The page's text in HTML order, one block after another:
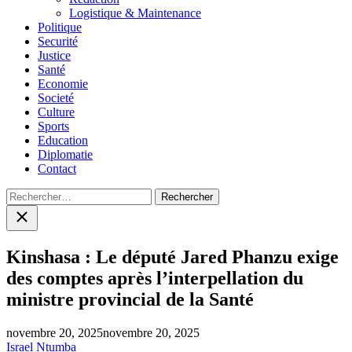
Logistique & Maintenance
Politique
Securité
Justice
Santé
Economie
Societé
Culture
Sports
Education
Diplomatie
Contact
Rechercher :
Close
search
Kinshasa : Le député Jared Phanzu exige
des comptes après l’interpellation du
ministre provincial de la Santé
novembre 20, 2025novembre 20, 2025
Israel Ntumba